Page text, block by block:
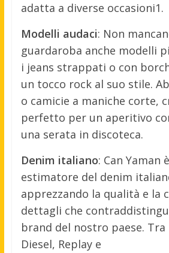
adatta a diverse occasioni1.
Modelli audaci: Non
guardaroba anche modelli
i jeans strappati o con
un tocco rock al suo stile.
o camicie a maniche corte,
perfetto per un aperitivo
una serata in discoteca.
Denim italiano: Can Yaman
estimatore del denim
apprezzando la qualità e la
dettagli che
brand del nostro paese.
Diesel, Replay e